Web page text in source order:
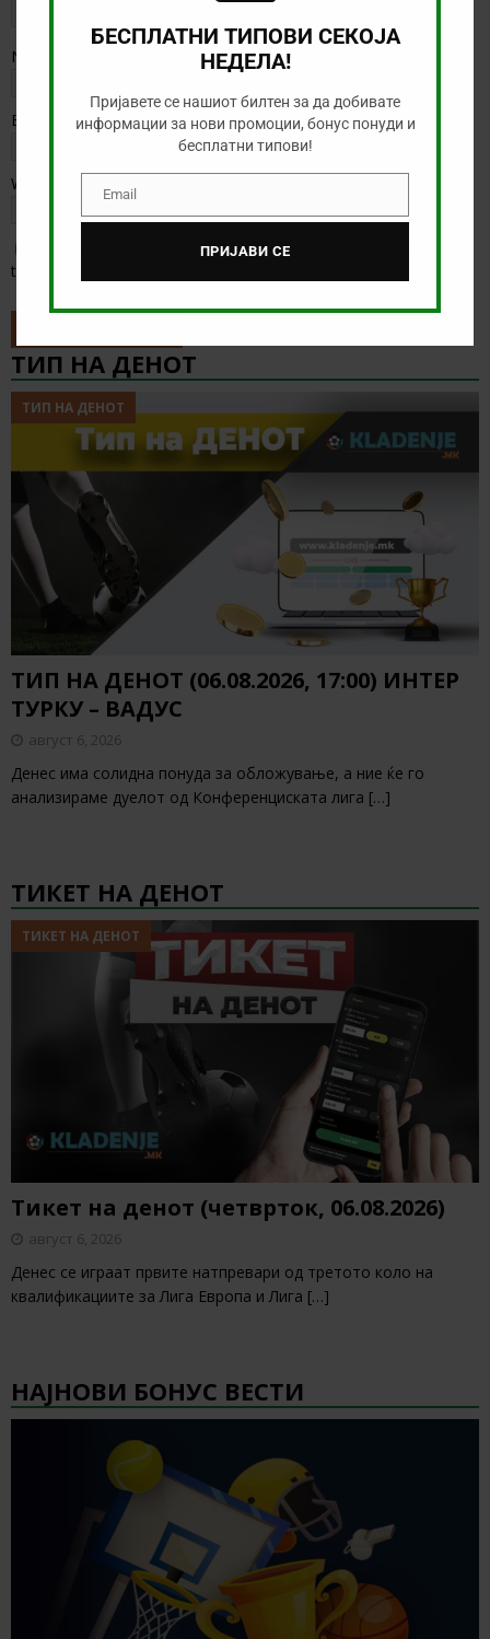
Name
Email
Website
Save my name, email, and website in this browser for the next
time I comment.
ТИП НА ДЕНОТ
ТИП НА ДЕНОТ
ТИП НА ДЕНОТ (06.08.2026, 17:00) ИНТЕР
ТУРКУ – ВАДУС
август 6, 2026
Денес има солидна понуда за обложување, а ние ќе го
анализираме дуелот од Конференциската лига […]
ТИКЕТ НА ДЕНОТ
ТИКЕТ НА ДЕНОТ
Тикет на денот (четврток, 06.08.2026)
август 6, 2026
Денес се играат првите натпревари од третото коло на
квалификациите за Лига Европа и Лига […]
НАЈНОВИ БОНУС ВЕСТИ
БЕСПЛАТНИ ТИПОВИ СЕКОЈА
НЕДЕЛА!
Пријавете се нашиот билтен за да добивате
информации за нови промоции, бонус понуди и
бесплатни типови!
EmailEmail
ПРИЈАВИ СЕ